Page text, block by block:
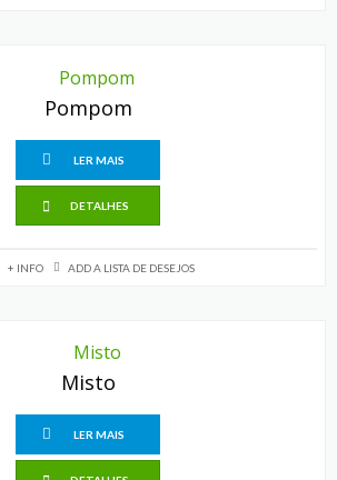
Pompom
LER MAIS
DETALHES
+ INFO ADD A LISTA DE DESEJOS
Misto
LER MAIS